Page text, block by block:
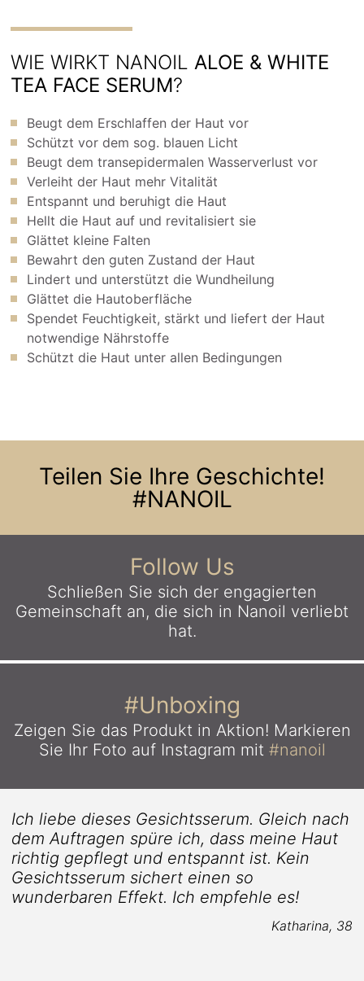
WIE WIRKT NANOILALOE & WHITE
TEA FACE SERUM?
Beugt dem Erschlaffen der Haut vor
Schützt vor dem sog. blauen Licht
Beugt dem transepidermalen Wasserverlust vor
Verleiht der Haut mehr Vitalität
Entspannt und beruhigt die Haut
Hellt die Haut auf und revitalisiert sie
Glättet kleine Falten
Bewahrt den guten Zustand der Haut
Lindert und unterstützt die Wundheilung
Glättet die Hautoberfläche
Spendet Feuchtigkeit, stärkt und liefert der Haut
notwendige Nährstoffe
Schützt die Haut unter allen Bedingungen
Teilen Sie Ihre Geschichte!
#NANOIL
Follow Us
Schließen Sie sich der engagierten
Gemeinschaft an, die sich in Nanoil verliebt
hat.
#Unboxing
Zeigen Sie das Produkt in Aktion! Markieren
Sie Ihr Foto auf Instagram mit #nanoil
Ich liebe dieses Gesichtsserum. Gleich nach
dem Auftragen spüre ich, dass meine Haut
richtig gepflegt und entspannt ist. Kein
Gesichtsserum sichert einen so
wunderbaren Effekt. Ich empfehle es!
Katharina, 38